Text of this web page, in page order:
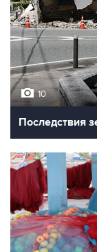
10
Последствия